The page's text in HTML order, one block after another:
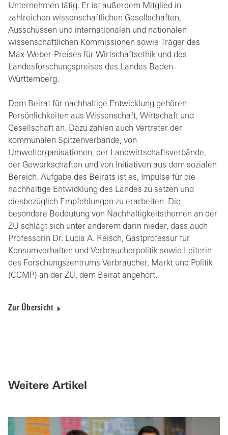
Unternehmen tätig. Er ist außerdem Mitglied in
zahlreichen wissenschaftlichen Gesellschaften,
Ausschüssen und internationalen und nationalen
wissenschaftlichen Kommissionen sowie Träger des
Max-Weber-Preises für Wirtschaftsethik und des
Landesforschungspreises des Landes Baden-
Württemberg.
Dem Beirat für nachhaltige Entwicklung gehören
Persönlichkeiten aus Wissenschaft, Wirtschaft und
Gesellschaft an. Dazu zählen auch Vertreter der
kommunalen Spitzenverbände, von
Umweltorganisationen, der Landwirtschaftsverbände,
der Gewerkschaften und von Initiativen aus dem sozialen
Bereich. Aufgabe des Beirats ist es, Impulse für die
nachhaltige Entwicklung des Landes zu setzen und
diesbezüglich Empfehlungen zu erarbeiten. Die
besondere Bedeutung von Nachhaltigkeitsthemen an der
ZU schlägt sich unter anderem darin nieder, dass auch
Professorin Dr. Lucia A. Reisch, Gastprofessur für
Konsumverhalten und Verbraucherpolitik sowie Leiterin
des Forschungszentrums Verbraucher, Markt und Politik
(CCMP) an der ZU, dem Beirat angehört.
Zur Übersicht
Weitere Artikel